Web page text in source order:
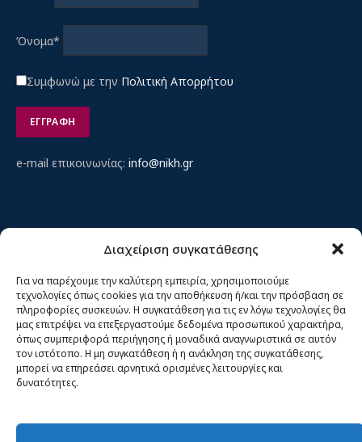
Διαχείριση συγκατάθεσης
Για να παρέχουμε την καλύτερη εμπειρία, χρησιμοποιούμε
τεχνολογίες όπως cookies για την αποθήκευση ή/και την πρόσβαση σε
πληροφορίες συσκευών. Η συγκατάθεση για τις εν λόγω τεχνολογίες θα
μας επιτρέψει να επεξεργαστούμε δεδομένα προσωπικού χαρακτήρα,
όπως συμπεριφορά περιήγησης ή μοναδικά αναγνωριστικά σε αυτόν
τον ιστότοπο. Η μη συγκατάθεση ή η ανάκληση της συγκατάθεσης,
μπορεί να επηρεάσει αρνητικά ορισμένες λειτουργίες και
δυνατότητες.
Όνομα*
Συμφωνώ με την Πολιτική Απορρήτου
e-mail επικοινωνίας: info@nikh.gr
Αρχική
Κίνημα ΝΙΚΗ – Ποιοι είμαστε, αρχές & δράση
Θέσεις
Πρόσωπα
Όργανα και ομάδες